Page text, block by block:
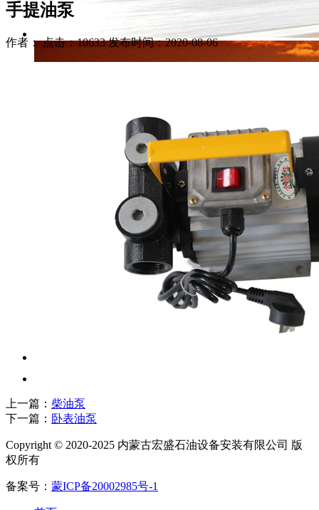
手提油泵
作者： 点击：10633 发布时间：2020-08-06
上一篇： 柴油泵
下一篇： 卧表油泵
Copyright © 2020-2025 内蒙古宏盛石油设备安装有限公司 版
权所有
备案号： 蒙ICP备20002985号-1